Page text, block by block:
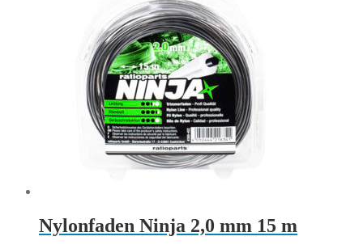
Nylonfaden Ninja 2,0 mm 15 m